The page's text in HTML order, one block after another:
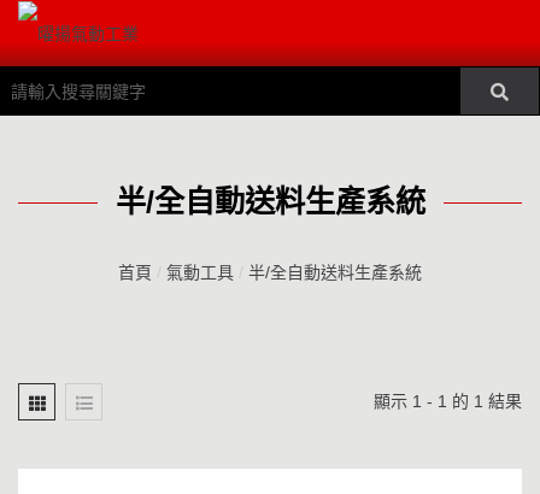
半/全自動送料生產系統
首頁 / 氣動工具 / 半/全自動送料生產系統
顯示 1 - 1 的 1 結果